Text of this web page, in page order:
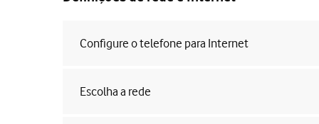
Configure o telefone para Internet
Escolha a rede